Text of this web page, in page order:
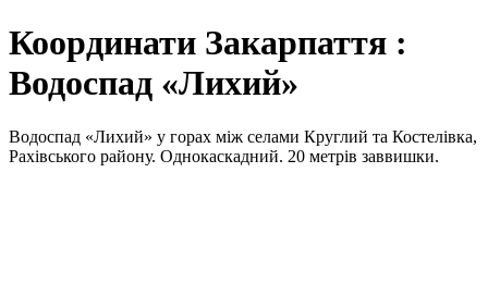
Координати Закарпаття :
Водоспад «Лихий»
Водоспад «Лихий» у горах між селами Круглий та Костелівка,
Рахівського району. Однокаскадний. 20 метрів заввишки.